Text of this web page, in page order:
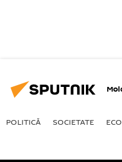
POLITICĂ SOCIETATE